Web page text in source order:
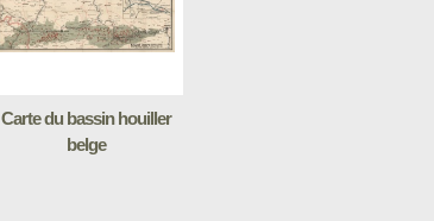
Carte du bassin houiller
belge